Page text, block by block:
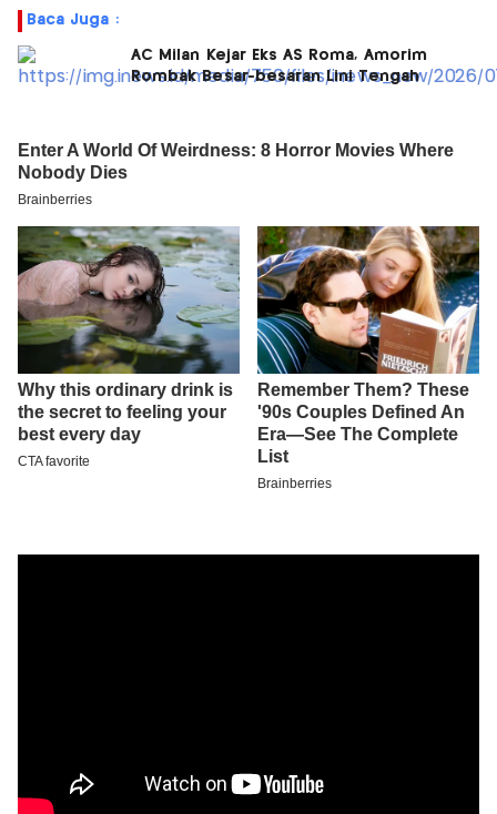
Baca Juga :
AC Milan Kejar Eks AS Roma, Amorim
Rombak Besar-besaran Lini Tengah